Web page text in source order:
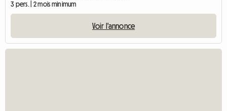
3 pers. | 2 mois minimum
Voir l'annonce